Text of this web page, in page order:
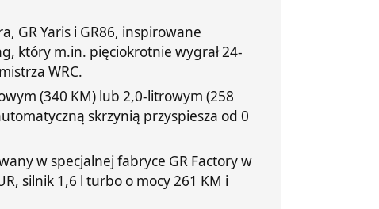
GR Yaris i GR86, inspirowane
który m.in. pięciokrotnie wygrał 24-
WRC.
(340 KM) lub 2,0-litrowym (258
skrzynią przyspiesza od 0
w specjalnej fabryce GR Factory w
silnik 1,6 l turbo o mocy 261 KM i